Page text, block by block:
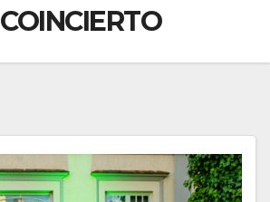
COINCIERTO